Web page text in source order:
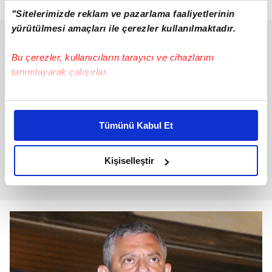
"Sitelerimizde reklam ve pazarlama faaliyetlerinin
yürütülmesi amaçları ile çerezler kullanılmaktadır.
Bu çerezler, kullanıcıların tarayıcı ve cihazlarını
tanımlayarak çalışırlar.
Bu çerezlere izin vermeniz halinde sizlere özel
daha iyi reklam deneyimi yaşatabiliriz. Bunu yaparken
amacımızın size daha iyi bir reklam deneyimi sunmak
olduğunu ve sizlere en iyi içerikleri sunabilmek adına
elimizden gelen çabayı gösterdiğimizi ve bu noktada,
reklamların maliyetlerimizi karşılamak noktasında tek gelir
Her halükârda, kullanıcılar, bu çerezlere izin vermedikleri
takdirde, kullanıcılara hedefli reklamlar
gösterilmeyecektir."
Tümünü Kabul Et
Kişiselleştir